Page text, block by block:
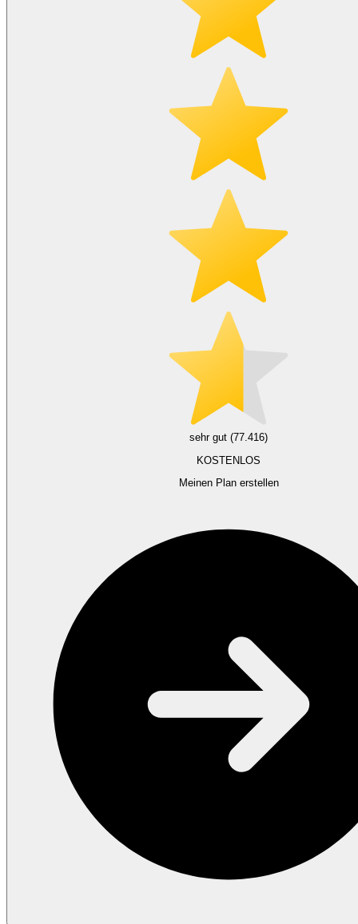
sehr gut (77.416)
KOSTENLOS
Meinen Plan erstellen